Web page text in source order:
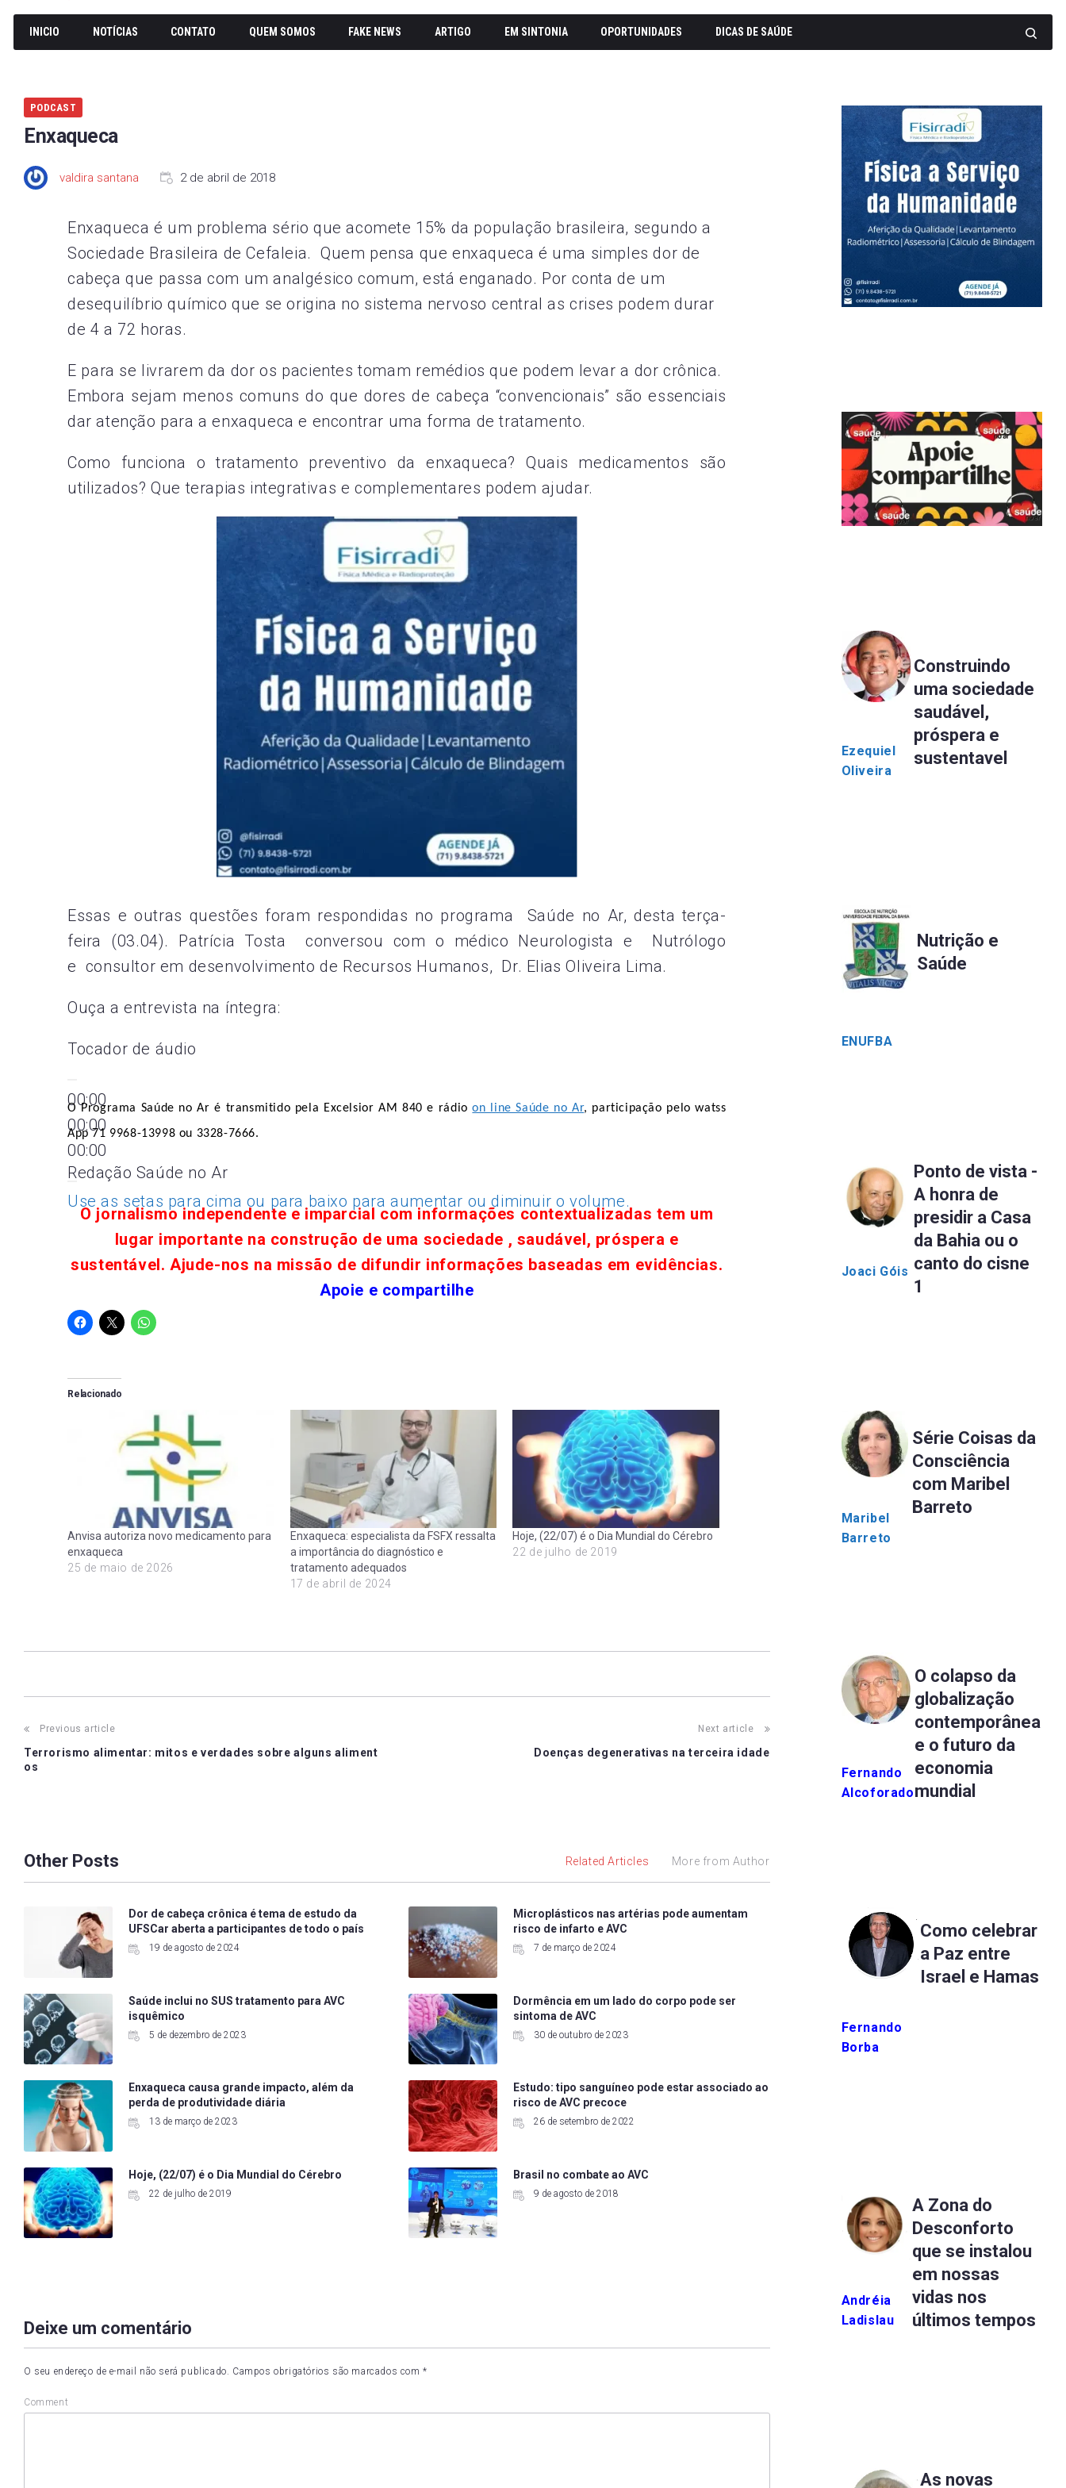
INICIO NOTÍCIAS CONTATO QUEM SOMOS FAKE NEWS ARTIGO EM SINTONIA OPORTUNIDADES DICAS DE SAÚDE
PODCAST
Enxaqueca
valdira santana 2 de abril de 2018
Enxaqueca é um problema sério que acomete 15% da população brasileira, segundo a
Sociedade Brasileira de Cefaleia. Quem pensa que enxaqueca é uma simples dor de
cabeça que passa com um analgésico comum, está enganado. Por conta de um
desequilíbrio químico que se origina no sistema nervoso central as crises podem durar
de 4 a 72 horas.
E para se livrarem da dor os pacientes tomam remédios que podem levar a dor crônica.
Embora sejam menos comuns do que dores de cabeça “convencionais” são essenciais
dar atenção para a enxaqueca e encontrar uma forma de tratamento.
Como funciona o tratamento preventivo da enxaqueca? Quais medicamentos são
utilizados? Que terapias integrativas e complementares podem ajudar.
Essas e outras questões foram respondidas no programa Saúde no Ar, desta terça-
feira (03.04). Patrícia Tosta conversou com o médico Neurologista e Nutrólogo
e consultor em desenvolvimento de Recursos Humanos, Dr. Elias Oliveira Lima.
Ouça a entrevista na íntegra:
Tocador de áudio
00:00
00:00
00:00
Use as setas para cima ou para baixo para aumentar ou diminuir o volume.
O Programa Saúde no Ar é transmitido pela Excelsior AM 840 e rádioon line Saúde no Ar, participação pelo watss
App 71 9968-13998 ou 3328-7666.
Redação Saúde no Ar
O jornalismo independente e imparcial com informações contextualizadas tem um
lugar importante na construção de uma sociedade , saudável, próspera e
sustentável. Ajude-nos na missão de difundir informações baseadas em evidências.
Apoie e compartilhe
Relacionado
Anvisa autoriza novo medicamento para
enxaqueca
25 de maio de 2026
Enxaqueca: especialista da FSFX ressalta
a importância do diagnóstico e
tratamento adequados
17 de abril de 2024
Hoje, (22/07) é o Dia Mundial do Cérebro
22 de julho de 2019
Post
navigation
Previous article
Terrorismo alimentar: mitos e verdades sobre alguns aliment
os
Next article
Doenças degenerativas na terceira idade
Other Posts Related Articles More from Author
Dor de cabeça crônica é tema de estudo da
UFSCar aberta a participantes de todo o país
19 de agosto de 2024
Microplásticos nas artérias pode aumentam
risco de infarto e AVC
7 de março de 2024
Saúde inclui no SUS tratamento para AVC
isquêmico
5 de dezembro de 2023
Dormência em um lado do corpo pode ser
sintoma de AVC
30 de outubro de 2023
Enxaqueca causa grande impacto, além da
perda de produtividade diária
13 de março de 2023
Estudo: tipo sanguíneo pode estar associado ao
risco de AVC precoce
26 de setembro de 2022
Hoje, (22/07) é o Dia Mundial do Cérebro
22 de julho de 2019
Brasil no combate ao AVC
9 de agosto de 2018
Deixe um comentário
O seu endereço de e-mail não será publicado. Campos obrigatórios são marcados com*
Comment
Ezequiel
Oliveira
Construindo
uma sociedade
saudável,
próspera e
sustentavel
ENUFBA
Nutrição e
Saúde
Joaci Góis
Ponto de vista -
A honra de
presidir a Casa
da Bahia ou o
canto do cisne
1
Maribel
Barreto
Série Coisas da
Consciência
com Maribel
Barreto
Fernando
Alcoforado
O colapso da
globalização
contemporânea
e o futuro da
economia
mundial
Fernando
Borba
Como celebrar
a Paz entre
Israel e Hamas
Andréia
Ladislau
A Zona do
Desconforto
que se instalou
em nossas
vidas nos
últimos tempos
As novas